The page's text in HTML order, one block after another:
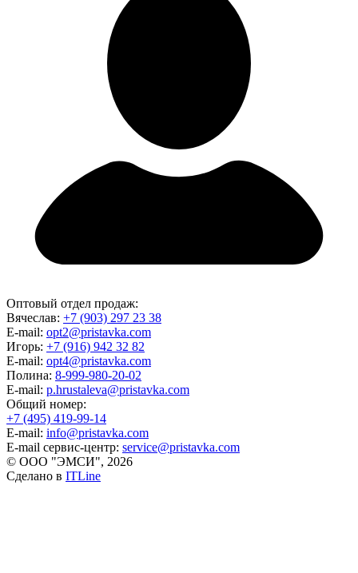
Оптовый отдел продаж:
Вячеслав: +7 (903) 297 23 38
E-mail: opt2@pristavka.com
Игорь: +7 (916) 942 32 82
E-mail: opt4@pristavka.com
Полина: 8-999-980-20-02
E-mail: p.hrustaleva@pristavka.com
Общий номер:
+7 (495) 419-99-14
E-mail: info@pristavka.com
E-mail сервис-центр: service@pristavka.com
© ООО "ЭМСИ", 2026
Сделано в ITLine